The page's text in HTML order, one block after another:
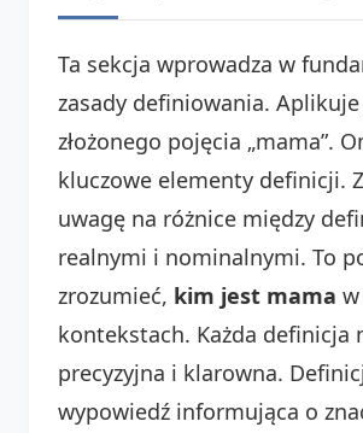
Ta sekcja wprowadza w
zasady definiowania.
złożonego pojęcia „mama”.
kluczowe elementy definicji.
uwagę na różnice między
realnymi i nominalnymi. To
zrozumieć, kim jest mama
kontekstach. Każda definicja
precyzyjna i klarowna.
wypowiedź informująca o